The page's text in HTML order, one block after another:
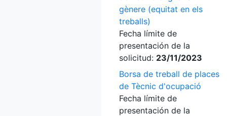
gènere (equitat en els
treballs)
Fecha límite de
presentación de la
solicitud: 23/11/2023
Borsa de treball de places
de Tècnic d'ocupació
Fecha límite de
presentación de la